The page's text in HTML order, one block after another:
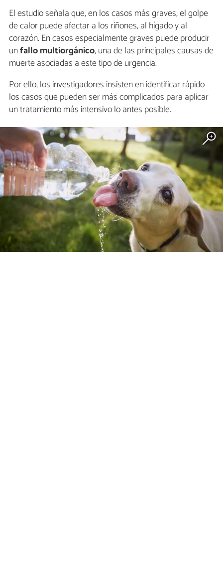
El estudio señala que, en los casos más graves, el golpe
de calor puede afectar a los riñones, al hígado y al
corazón. En casos especialmente graves puede producir
unfallo multiorgánico, una de las principales causas de
muerte asociadas a este tipo de urgencia.
Por ello, los investigadores insisten en identificar rápido
los casos que pueden ser más complicados para aplicar
un tratamiento más intensivo lo antes posible.